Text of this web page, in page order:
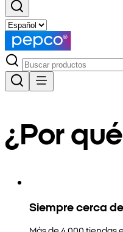
¿Por
Siempre cerca